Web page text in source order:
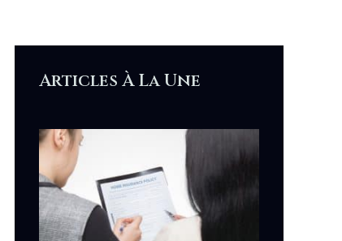
Articles À La Une